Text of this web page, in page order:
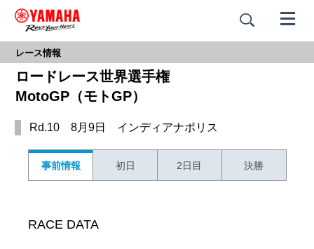
レース情報
ロードレース世界選手権
MotoGP（モトGP）
Rd.10 8月9日 インディアナポリス
事前情報 初日 2日目 決勝
RACE DATA